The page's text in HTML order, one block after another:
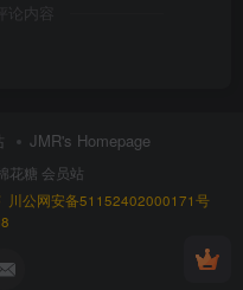
内容
JMR's Homepage
花糖 会员站
川公网安备51152402000171号